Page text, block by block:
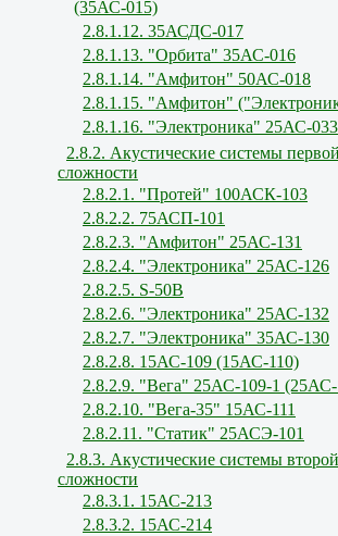
(35АС-015)
2.8.1.12. 35АСДС-017
2.8.1.13. "Орбита" 35АС-016
2.8.1.14. "Амфитон" 50АС-018
2.8.1.15. "Амфитон"
2.8.1.16. "Электроника" 25АС-033
2.8.2. Акустические системы
сложности
2.8.2.1. "Протей" 100АСК-103
2.8.2.2. 75АСП-101
2.8.2.3. "Амфитон" 25АС-131
2.8.2.4. "Электроника" 25АС-126
2.8.2.5. S-50В
2.8.2.6. "Электроника" 25АС-132
2.8.2.7. "Электроника" 35АС-130
2.8.2.8. 15АС-109 (15АС-110)
2.8.2.9. "Вега" 25АС-109-1
2.8.2.10. "Вега-35" 15АС-111
2.8.2.11. "Статик" 25АСЭ-101
2.8.3. Акустические системы
сложности
2.8.3.1. 15АС-213
2.8.3.2. 15АС-214